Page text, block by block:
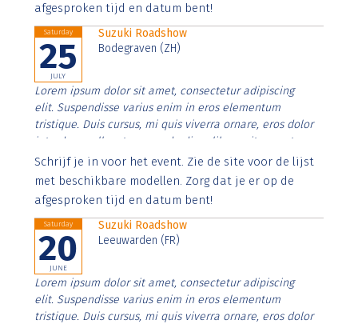
afgesproken tijd en datum bent!
Saturday
25
JULY
Suzuki Roadshow
Bodegraven (ZH)
Lorem ipsum dolor sit amet, consectetur adipiscing
elit. Suspendisse varius enim in eros elementum
tristique. Duis cursus, mi quis viverra ornare, eros dolor
interdum nulla, ut commodo diam libero vitae erat.
Aenean faucibus nibh et justo cursus id rutrum lorem
imperdiet. Nunc ut sem vitae risus tristique posuere.
Schrijf je in voor het event. Zie de site voor de lijst
met beschikbare modellen. Zorg dat je er op de
afgesproken tijd en datum bent!
Saturday
20
JUNE
Suzuki Roadshow
Leeuwarden (FR)
Lorem ipsum dolor sit amet, consectetur adipiscing
elit. Suspendisse varius enim in eros elementum
tristique. Duis cursus, mi quis viverra ornare, eros dolor